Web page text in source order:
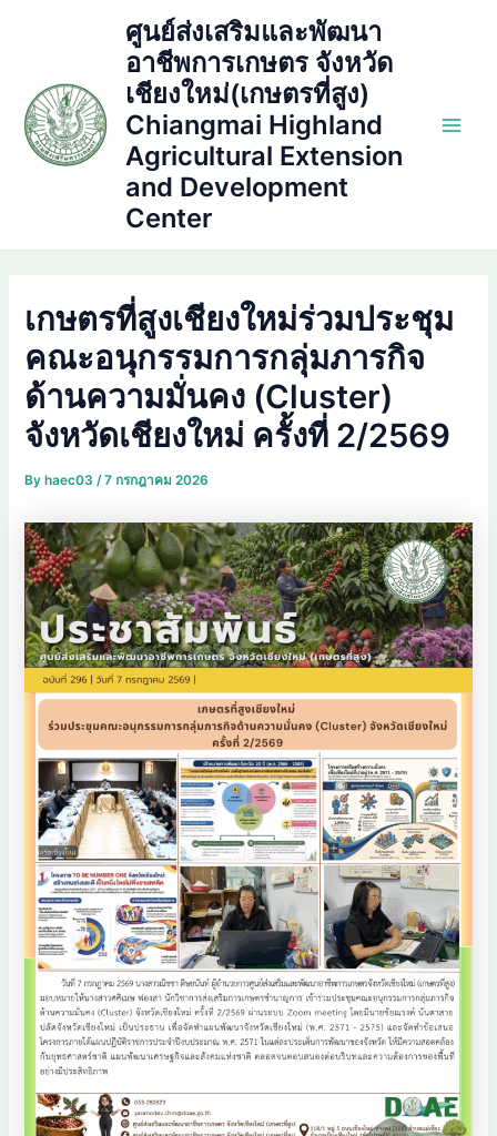
ศูนย์ส่งเสริมและพัฒนา
อาชีพการเกษตร จังหวัด
เชียงใหม่(เกษตรที่สูง)
Chiangmai Highland
Agricultural Extension
and Development
Center
เกษตรที่สูงเชียงใหม่ร่วมประชุม
คณะอนุกรรมการกลุ่มภารกิจ
ด้านความมั่นคง (Cluster)
จังหวัดเชียงใหม่ ครั้งที่ 2/2569
By haec03/7 กรกฎาคม 2026